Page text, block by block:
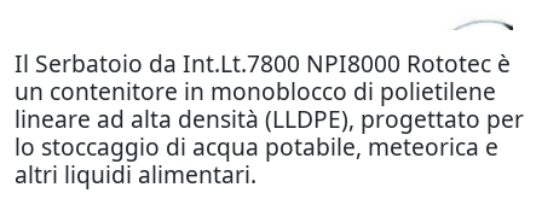
Il Serbatoio da Int.Lt.7800 NPI8000 Rototec è
un contenitore in monoblocco di polietilene
lineare ad alta densità (LLDPE), progettato per
lo stoccaggio di acqua potabile, meteorica e
altri liquidi alimentari.